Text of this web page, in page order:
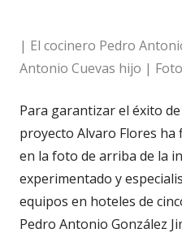
| El cocinero Pedro
Antonio Cuevas hijo |
Para garantizar el éxito
proyecto Alvaro Flores ha
en la foto de arriba de la
experimentado y
equipos en hoteles de
Pedro Antonio González